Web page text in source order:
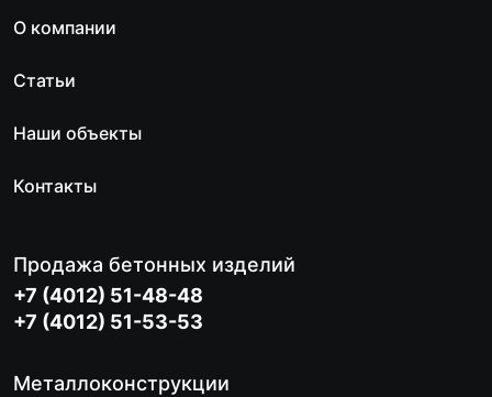
О компании
Статьи
Наши объекты
Контакты
Продажа бетонных изделий
+7 (4012) 51-48-48
+7 (4012) 51-53-53
Металлоконструкции